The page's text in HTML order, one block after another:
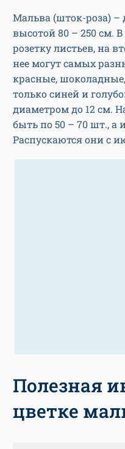
Мальва (шток-роза) –
высотой 80 – 250 см.
розетку листьев, на
нее могут самых
красные,
только синей и
диаметром до 12 см.
быть по 50 – 70 шт., а
Распускаются они с
Полезная
цветке